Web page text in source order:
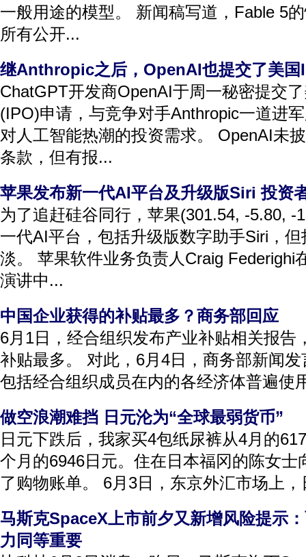
一般用途的模型。 新闻稿写道，Fable 5
所有公开...
继Anthropic之后，OpenAI也提交了美国
ChatGPT开发商OpenAI于周一秘密提交
(IPO)申请，与竞争对手Anthropic一道进
对人工智能热潮的投资需求。 OpenAI未
条款，但有报...
苹果发布新一代AI平台及升级版Siri 投资
为了追赶硅谷同行，苹果(301.54, -5.80, -
一代AI平台，包括升级版数字助手Siri，
淡。 苹果软件业务负责人Craig Federighi
演讲中...
中国企业获得的补贴最多？商务部回应
6月1日，经合组织发布产业补贴相关报告
补贴最多。 对此，6月4日，商务部新闻
包括经合组织成员在内的各经济体普遍使
做空浪潮难挡 日元沦为“全球最弱货币”
日元下跌后，我家买4包纸尿裤从4月的
个月的6946日元。住在日本福冈的陈女士
了购物账单。 6月3日，东京外汇市场上
马斯克SpaceX上市前夕又新增风险提示
力同等重要